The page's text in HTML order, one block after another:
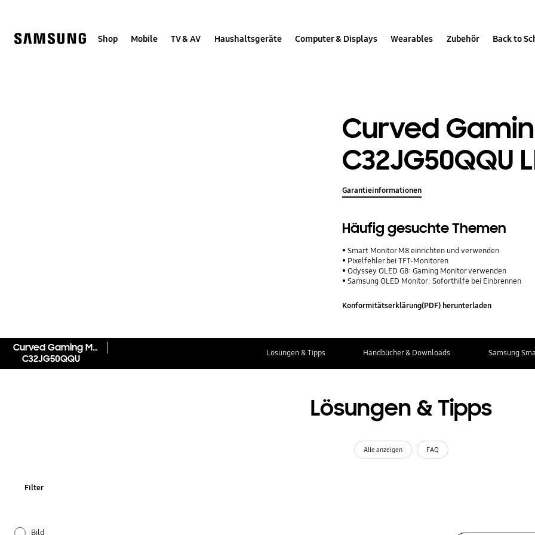
help
Shop Mobile TV & AV Haushaltsgeräte Computer & Displays Wearables Zubehör Back to
Curved
C32JG50QQU
Garantieinformationen
Häufig gesuchte Themen
Smart Monitor M8 einrichten und verwenden
Pixelfehler bei TFT-Monitoren
Odyssey OLED G8: Gaming Monitor verwenden
Samsung OLED Monitor: Soforthilfe bei Einbrennen
Konformitätserklärung(PDF) herunterladen
Curved Gaming Monitor C32JG50QQU LED (32")
C32JG50QQU
Lösungen & Tipps Handbücher & Downloads Samsung
Lösungen & Tipps
Alle anzeigen FAQ
Filter
Bild